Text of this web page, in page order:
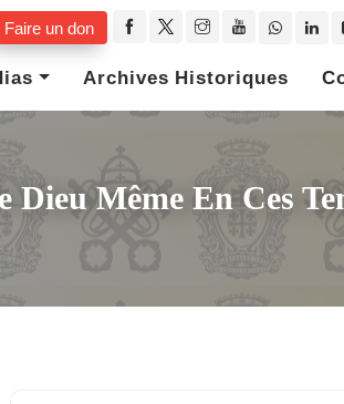
Faire un don
Archives Historiques
Même En Ces